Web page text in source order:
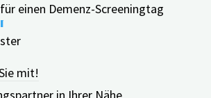
einen Demenz-Screeningtag
mit!